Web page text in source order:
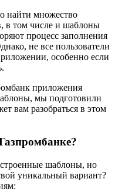
найти множество
в том числе и шаблоны
процесс заполнения
не все пользователи
особенно если
приложения
мы подготовили
вам разобраться в этом
шаблоны, но
уникальный вариант?